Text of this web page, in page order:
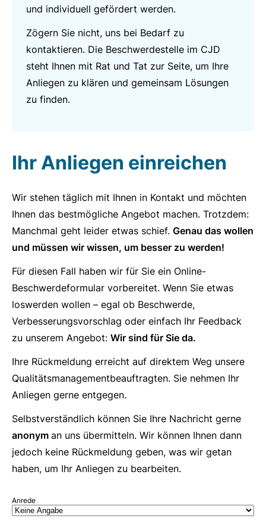
und individuell gefördert werden.
Zögern Sie nicht, uns bei Bedarf zu
kontaktieren. Die Beschwerdestelle im CJD
steht Ihnen mit Rat und Tat zur Seite, um Ihre
Anliegen zu klären und gemeinsam Lösungen
zu finden.
Ihr Anliegen einreichen
Wir stehen täglich mit Ihnen in Kontakt und möchten
Ihnen das bestmögliche Angebot machen. Trotzdem:
Manchmal geht leider etwas schief. Genau das wollen
und müssen wir wissen, um besser zu werden!
Für diesen Fall haben wir für Sie ein Online-
Beschwerdeformular vorbereitet. Wenn Sie etwas
loswerden wollen – egal ob Beschwerde,
Verbesserungsvorschlag oder einfach Ihr Feedback
zu unserem Angebot: Wir sind für Sie da.
Ihre Rückmeldung erreicht auf direktem Weg unsere
Qualitätsmanagementbeauftragten. Sie nehmen Ihr
Anliegen gerne entgegen.
Selbstverständlich können Sie Ihre Nachricht gerne
anonym an uns übermitteln. Wir können Ihnen dann
jedoch keine Rückmeldung geben, was wir getan
haben, um Ihr Anliegen zu bearbeiten.
Anrede